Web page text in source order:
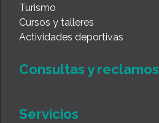
Turismo
Cursos y talleres
Actividades deportivas
Consultas y reclamos
Servicios